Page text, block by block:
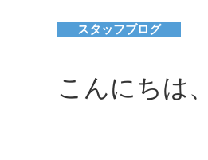
スタッフブログ
こんにちは